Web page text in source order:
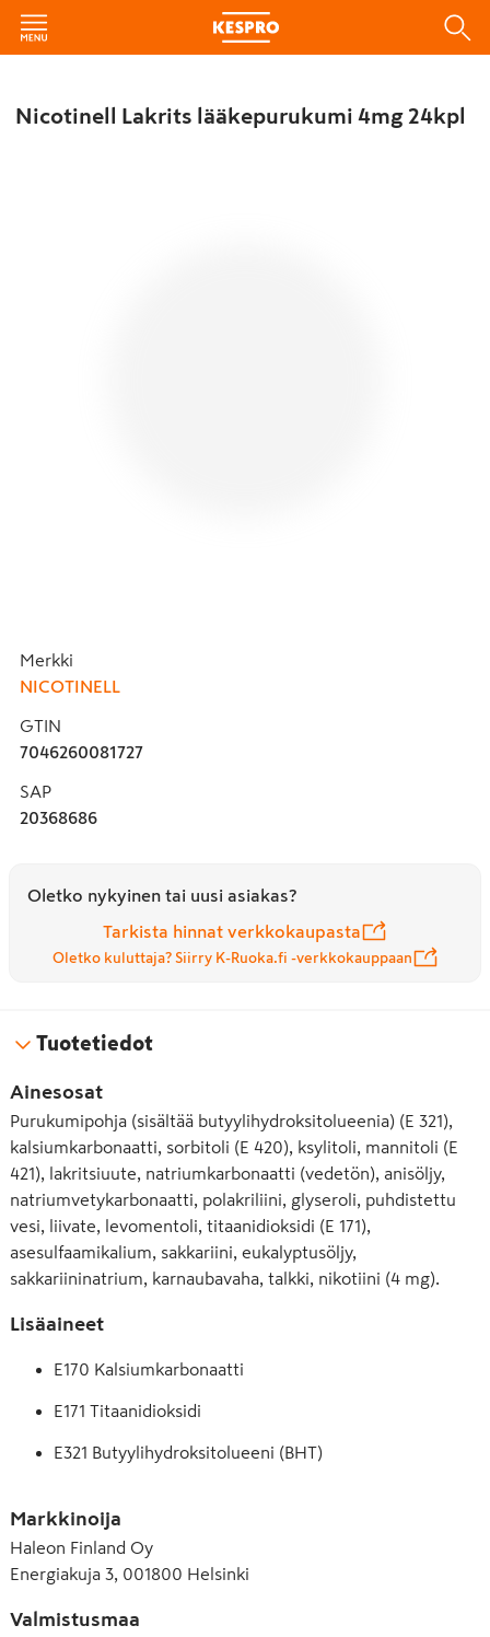
Nicotinell Lakrits lääkepurukumi 4mg 24kpl
Merkki
NICOTINELL
GTIN
7046260081727
SAP
20368686
Oletko nykyinen tai uusi asiakas?
Tarkista hinnat verkkokaupasta
Oletko kuluttaja? Siirry K-Ruoka.fi -verkkokauppaan
Tuotetiedot
Ainesosat
Purukumipohja (sisältää butyylihydroksitolueenia) (E 321),
kalsiumkarbonaatti, sorbitoli (E 420), ksylitoli, mannitoli (E
421), lakritsiuute, natriumkarbonaatti (vedetön), anisöljy,
natriumvetykarbonaatti, polakriliini, glyseroli, puhdistettu
vesi, liivate, levomentoli, titaanidioksidi (E 171),
asesulfaamikalium, sakkariini, eukalyptusöljy,
sakkariininatrium, karnaubavaha, talkki, nikotiini (4 mg).
Lisäaineet
E170 Kalsiumkarbonaatti
E171 Titaanidioksidi
E321 Butyylihydroksitolueeni (BHT)
E421 Mannitoli
E422 Glyseroli
E500 Natriumkarbonaatti
Markkinoija
Haleon Finland Oy
Energiakuja 3, 001800 Helsinki
Valmistusmaa